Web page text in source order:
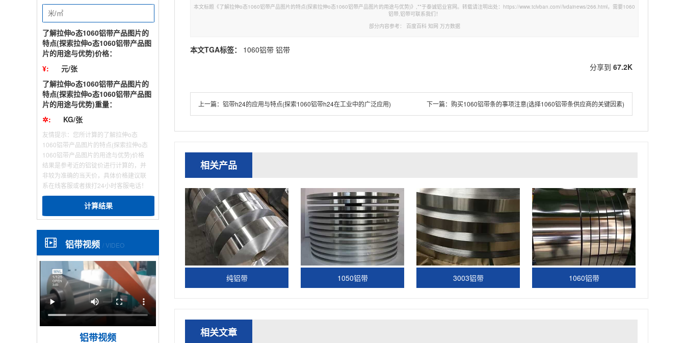
了解拉伸o态1060铝带产品图片的
特点(探索拉伸o态1060铝带产品图
片的用途与优势)价格：
¥:
元/张
了解拉伸o态1060铝带产品图片的
特点(探索拉伸o态1060铝带产品图
片的用途与优势)重量：
✲:
KG/张
友情提示：您所计算的了解拉伸o态
1060铝带产品图片的特点(探索拉伸o态
1060铝带产品图片的用途与优势)价格
结果是参考近的铝锭价进行计算的，并
非较为准确的当天价，具体价格建议联
系在线客服或者拨打24小时客服电话！
计算结果
铝带视频 / VIDEO
铝带视频
本文标题《了解拉伸o态1060铝带产品图片的特点(探索拉伸o态1060铝带产品图片的用途与优势)》,**于泰诚铝业官网。转载请注明出处：https://www.tclvban.com//lvdainews/266.html，需要1060
铝带,铝带可联系我们！
部分内容参考：
百度百科 知网 万方数据
本文TGA标签： 1060铝带 铝带
分享到 67.2K
上一篇： 铝带h24的应用与特点(探索1060铝带h24在工业中的广泛应用) 下一篇： 购买1060铝带条的事项注意(选择1060铝带条供应商的关键因素)
相关产品
纯铝带 1050铝带 3003铝带 1060铝带
相关文章